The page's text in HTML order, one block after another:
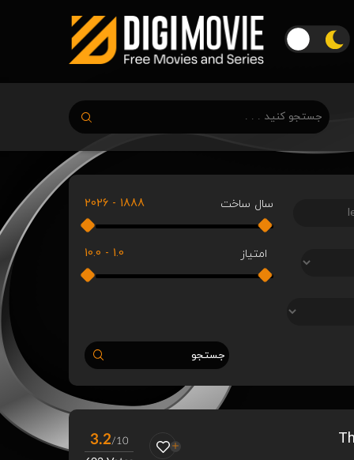
سال ساخت 1888
-
2026
امتیاز 1.0
-
10.0
جستجو
3.2/10